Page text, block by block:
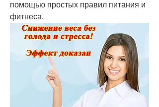
помощью простых правил питания и
фитнеса.